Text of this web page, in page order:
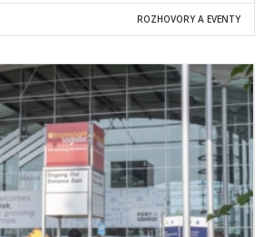
ROZHOVORY A EVENTY